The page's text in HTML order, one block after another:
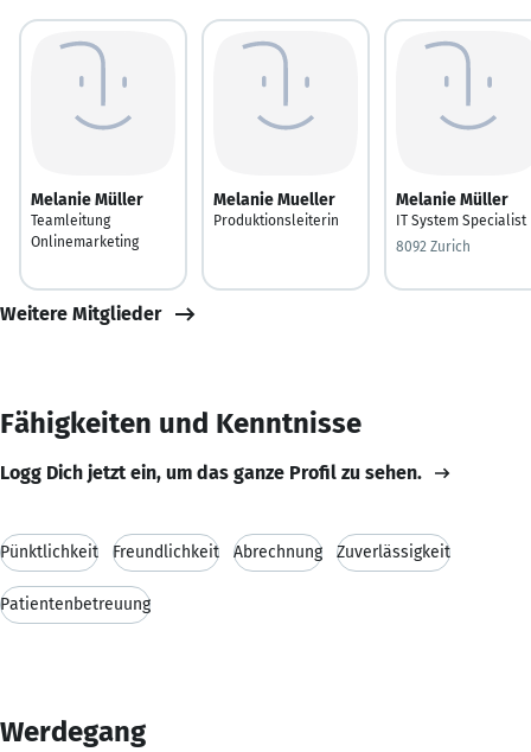
Melanie Müller
Teamleitung
Onlinemarketing
Melanie Mueller
Produktionsleiterin
Melanie Müller
IT System Specialist
8092 Zurich
Weitere Mitglieder
Fähigkeiten und Kenntnisse
Logg Dich jetzt ein, um das ganze Profil zu sehen.
Pünktlichkeit Freundlichkeit Abrechnung Zuverlässigkeit
Patientenbetreuung
Werdegang